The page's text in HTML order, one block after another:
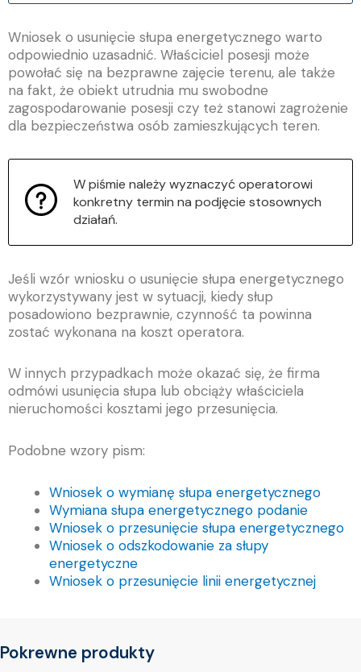
Wniosek o usunięcie słupa energetycznego warto
odpowiednio uzasadnić. Właściciel posesji może
powołać się na bezprawne zajęcie terenu, ale także
na fakt, że obiekt utrudnia mu swobodne
zagospodarowanie posesji czy też stanowi zagrożenie
dla bezpieczeństwa osób zamieszkujących teren.
W piśmie należy wyznaczyć operatorowi
konkretny termin na podjęcie stosownych
działań.
Jeśli wzór wniosku o usunięcie słupa energetycznego
wykorzystywany jest w sytuacji, kiedy słup
posadowiono bezprawnie, czynność ta powinna
zostać wykonana na koszt operatora.
W innych przypadkach może okazać się, że firma
odmówi usunięcia słupa lub obciąży właściciela
nieruchomości kosztami jego przesunięcia.
Podobne wzory pism:
Wniosek o wymianę słupa energetycznego
Wymiana słupa energetycznego podanie
Wniosek o przesunięcie słupa energetycznego
Wniosek o odszkodowanie za słupy
energetyczne
Wniosek o przesunięcie linii energetycznej
Pokrewne produkty